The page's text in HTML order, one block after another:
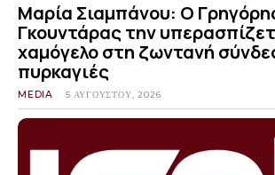
Μαρία Σιαμπάνου: Ο
Γκουντάρας την
χαμόγελο στη ζωντανή
πυρκαγιές
MEDIA 5 ΑΥΓΟΎΣΤΟΥ, 2026